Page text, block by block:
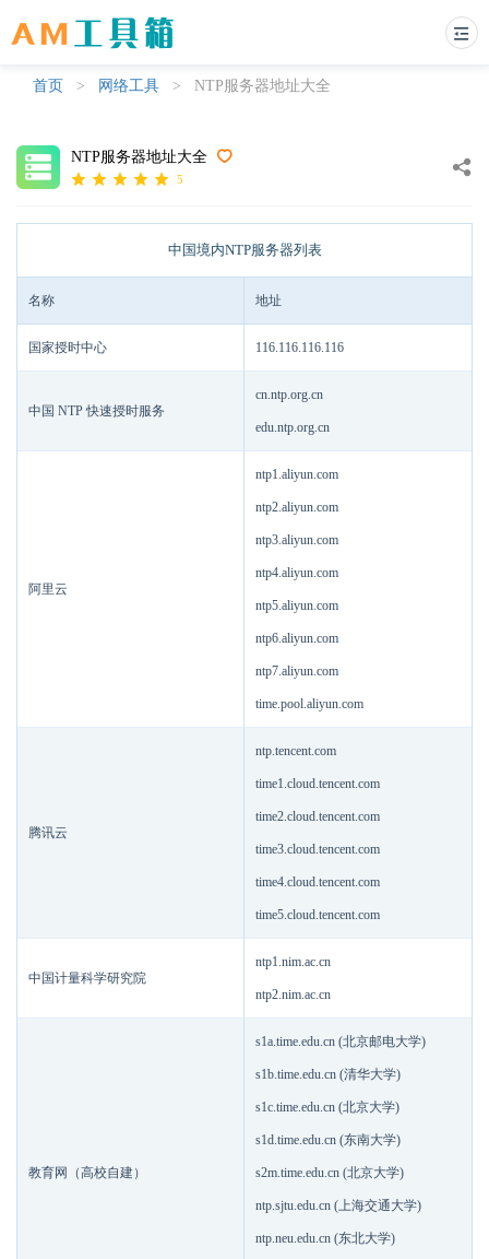
首页 > 网络工具 > NTP服务器地址大全
NTP服务器地址大全
5
中国境内NTP服务器列表
名称 地址
国家授时中心 116.116.116.116
中国 NTP 快速授时服务
cn.ntp.org.cn
edu.ntp.org.cn
阿里云
ntp1.aliyun.com
ntp2.aliyun.com
ntp3.aliyun.com
ntp4.aliyun.com
ntp5.aliyun.com
ntp6.aliyun.com
ntp7.aliyun.com
time.pool.aliyun.com
腾讯云
ntp.tencent.com
time1.cloud.tencent.com
time2.cloud.tencent.com
time3.cloud.tencent.com
time4.cloud.tencent.com
time5.cloud.tencent.com
中国计量科学研究院
ntp1.nim.ac.cn
ntp2.nim.ac.cn
教育网（高校自建）
s1a.time.edu.cn (北京邮电大学)
s1b.time.edu.cn (清华大学)
s1c.time.edu.cn (北京大学)
s1d.time.edu.cn (东南大学)
s2m.time.edu.cn (北京大学)
ntp.sjtu.edu.cn (上海交通大学)
ntp.neu.edu.cn (东北大学)